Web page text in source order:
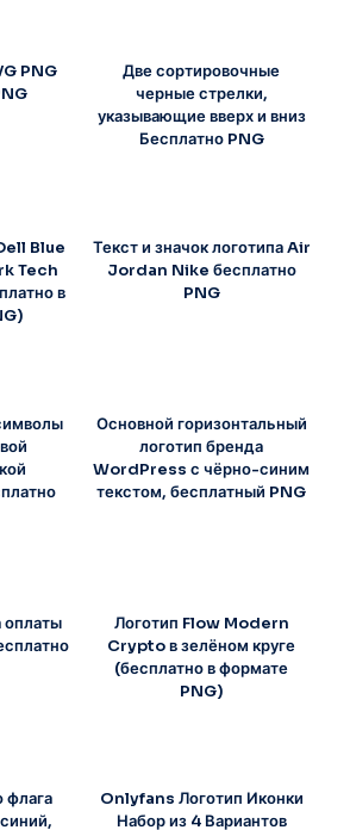
PNG
Две сортировочные
черные стрелки,
указывающие вверх и вниз
Бесплатно PNG
Blue
Tech
в
Текст и значок логотипа Air
Jordan Nike бесплатно
PNG
Основной горизонтальный
логотип бренда
WordPress с чёрно-синим
текстом, бесплатный PNG
оплаты
Логотип Flow Modern
Crypto в зелёном круге
(бесплатно в формате
PNG)
флага
Onlyfans Логотип Иконки
Набор из 4 Вариантов